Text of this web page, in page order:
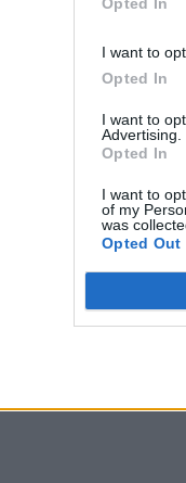
I want to
Opted In
I want to
Advertising.
Opted In
I want to
of my
was
Opted Out